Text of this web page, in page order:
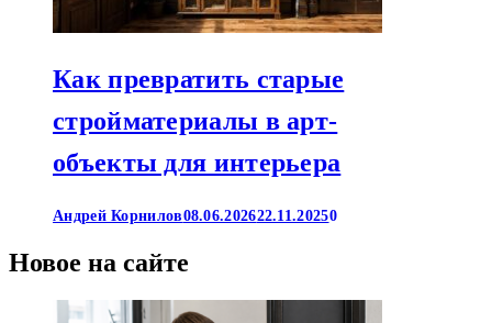
Как превратить старые
стройматериалы в арт-
объекты для интерьера
Андрей Корнилов08.06.202622.11.20250
Новое на сайте